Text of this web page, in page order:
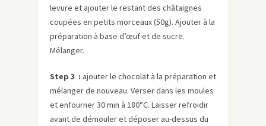
levure et ajouter le restant des châtaignes
coupées en petits morceaux (50g). Ajouter à la
préparation à base d’œuf et de sucre.
Mélanger.
Step 3 : ajouter le chocolat à la préparation et
mélanger de nouveau. Verser dans les moules
et enfourner 30 min à 180°C. Laisser refroidir
avant de démouler et déposer au-dessus du